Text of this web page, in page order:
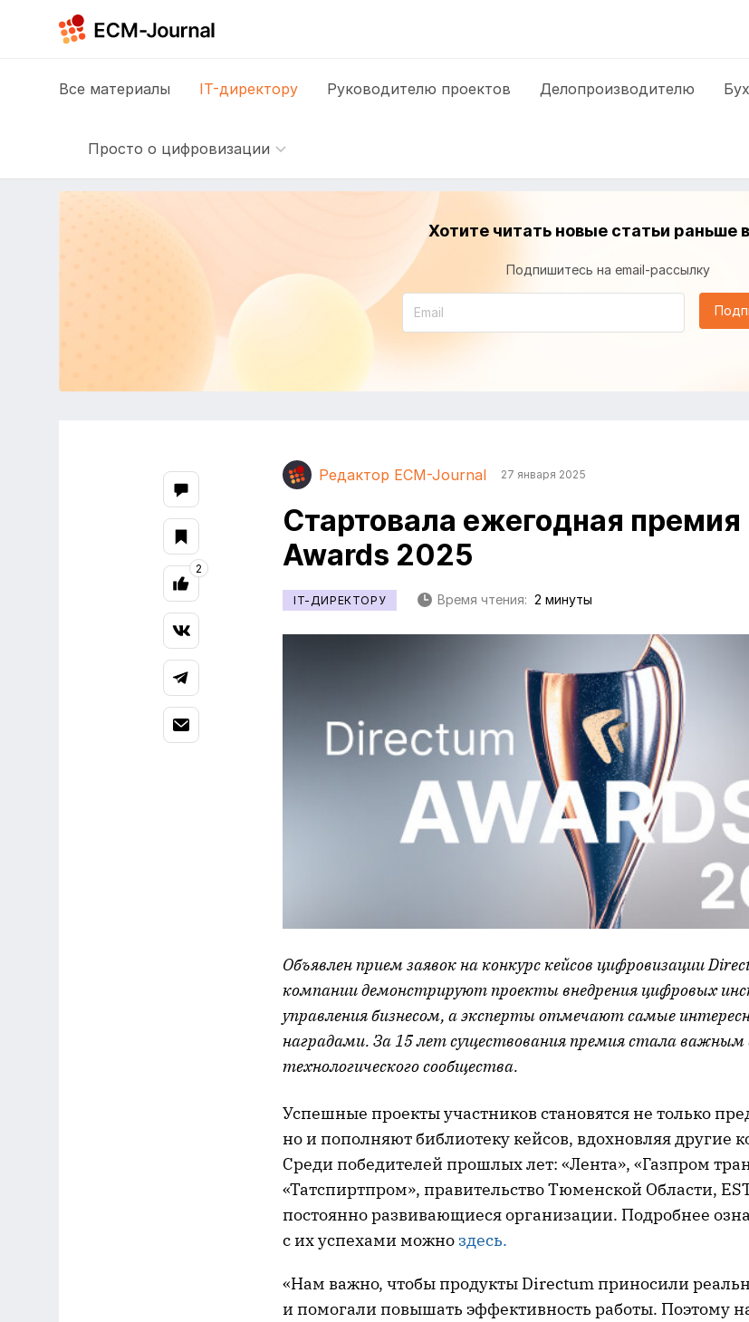
Все материалы IT-директору Руководителю проектов Делопроизводителю
Просто о цифровизации
Хотите читать новые статьи раньше
Подпишитесь на email-рассылку
Редактор ECM-Journal 27 января 2025
Стартовала ежегодная
Awards 2025
IT-ДИРЕКТОРУ Время чтения: 2 минуты
Объявлен прием заявок на конкурс кейсов цифровизации
компании демонстрируют проекты внедрения цифровых
управления бизнесом, а эксперты отмечают самые
наградами. За 15 лет существования премия стала
технологического сообщества.
Успешные проекты участников становятся не только
но и пополняют библиотеку кейсов, вдохновляя другие
Среди победителей прошлых лет: «Лента», «Газпром
«Татспиртпром», правительство Тюменской Области,
постоянно развивающиеся организации. Подробнее
с их успехами можно здесь.
«Нам важно, чтобы продукты Directum приносили
и помогали повышать эффективность работы. Поэтому
2